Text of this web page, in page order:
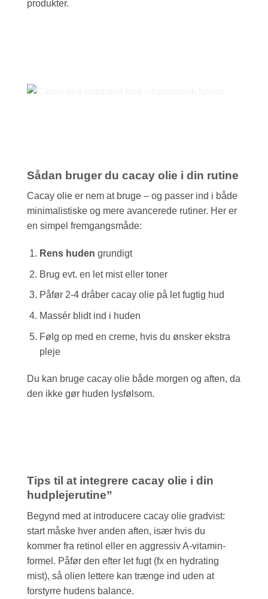
produkter.
Sådan bruger du cacay olie i din rutine
Cacay olie er nem at bruge – og passer ind i både
minimalistiske og mere avancerede rutiner. Her er
en simpel fremgangsmåde:
Rens huden grundigt
Brug evt. en let mist eller toner
Påfør 2-4 dråber cacay olie på let fugtig hud
Massér blidt ind i huden
Følg op med en creme, hvis du ønsker ekstra
pleje
Du kan bruge cacay olie både morgen og aften, da
den ikke gør huden lysfølsom.
Tips til at integrere cacay olie i din
hudplejerutine”
Begynd med at introducere cacay olie gradvist:
start måske hver anden aften, især hvis du
kommer fra retinol eller en aggressiv A-vitamin-
formel. Påfør den efter let fugt (fx en hydrating
mist), så olien lettere kan trænge ind uden at
forstyrre hudens balance.